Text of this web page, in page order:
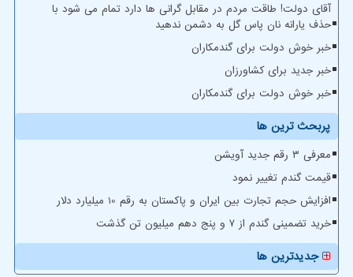
آقای دولت! طاقت مردم در مقابل گرانی ها دارد تمام می شود با
حذف یارانه نان پاس گل به دشمن ندهید
خبر خوش دولت برای گندمکاران
خبر جدید برای کشاورزان
خبر خوش دولت برای گندمکاران
پربحث ترین ها
معرفی ۳ رقم جدید آویشن
قیمت گندم تغییر نمود
افزایش حجم تجارت بین ایران و پاکستان به رقم 10 میلیارد دلار
خرید تضمینی گندم از ۷ و پنج دهم میلیون تن گذشت
جدیدترین ها